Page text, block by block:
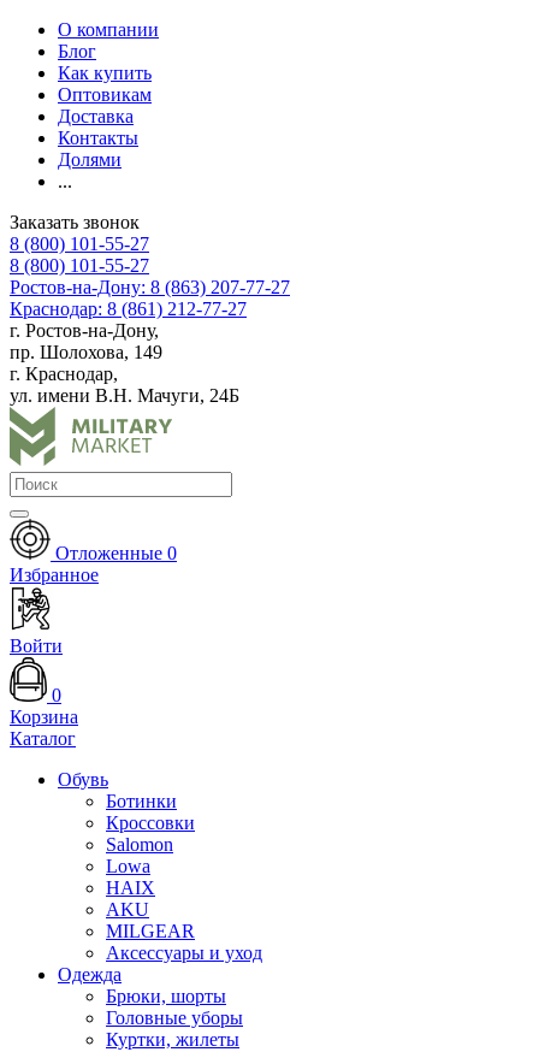
О компании
Блог
Как купить
Оптовикам
Доставка
Контакты
Долями
...
Заказать звонок
8 (800) 101-55-27
8 (800) 101-55-27
Ростов-на-Дону: 8 (863) 207-77-27
Краснодар: 8 (861) 212-77-27
г. Ростов-на-Дону,
пр. Шолохова, 149
г. Краснодар,
ул. имени В.Н. Мачуги, 24Б
Отложенные 0
Избранное
Войти
0
Корзина
Каталог
Обувь
Ботинки
Кроссовки
Salomon
Lowa
HAIX
AKU
MILGEAR
Аксессуары и уход
Одежда
Брюки, шорты
Головные уборы
Куртки, жилеты